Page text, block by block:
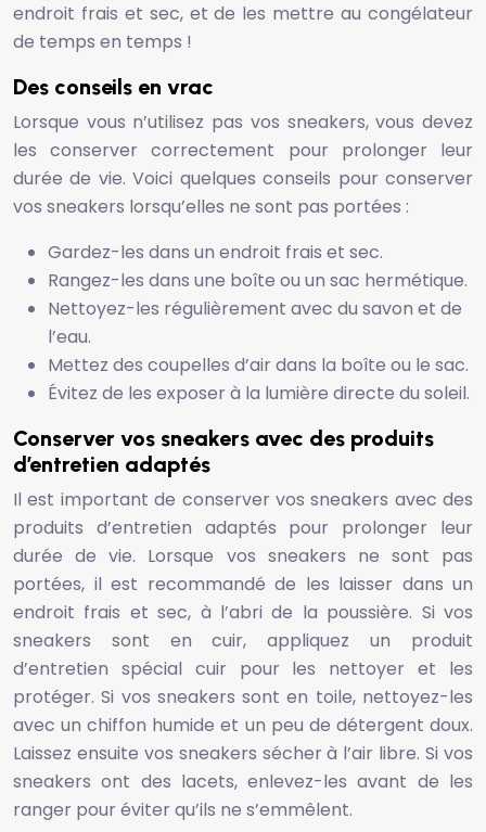
endroit frais et sec, et de les mettre au congélateur
de temps en temps !
Des conseils en vrac
Lorsque vous n’utilisez pas vos sneakers, vous devez
les conserver correctement pour prolonger leur
durée de vie. Voici quelques conseils pour conserver
vos sneakers lorsqu’elles ne sont pas portées :
Gardez-les dans un endroit frais et sec.
Rangez-les dans une boîte ou un sac hermétique.
Nettoyez-les régulièrement avec du savon et de
l’eau.
Mettez des coupelles d’air dans la boîte ou le sac.
Évitez de les exposer à la lumière directe du soleil.
Conserver vos sneakers avec des produits
d’entretien adaptés
Il est important de conserver vos sneakers avec des
produits d’entretien adaptés pour prolonger leur
durée de vie. Lorsque vos sneakers ne sont pas
portées, il est recommandé de les laisser dans un
endroit frais et sec, à l’abri de la poussière. Si vos
sneakers sont en cuir, appliquez un produit
d’entretien spécial cuir pour les nettoyer et les
protéger. Si vos sneakers sont en toile, nettoyez-les
avec un chiffon humide et un peu de détergent doux.
Laissez ensuite vos sneakers sécher à l’air libre. Si vos
sneakers ont des lacets, enlevez-les avant de les
ranger pour éviter qu’ils ne s’emmêlent.